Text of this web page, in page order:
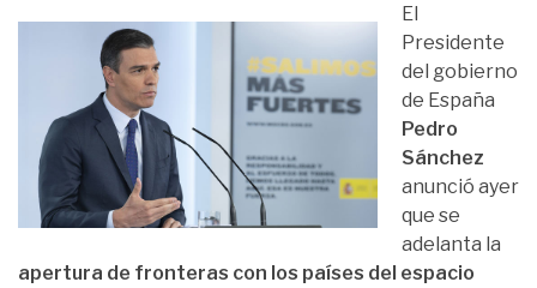
El
Presidente
del gobierno
de España
Pedro
Sánchez
anunció ayer
que se
adelanta la
apertura de fronteras con los países del espacio